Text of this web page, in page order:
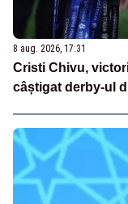
8 aug. 2026, 17:31
Cristi Chivu,
câștigat derby-ul